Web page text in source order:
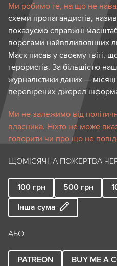
Ми робимо те, на що не
схеми пропагандистів,
показуємо справжні
ворогами найвпливовіших
Маск писав у своєму твіті,
терористів. За більшістю
журналістики даних — місяці
перевірених джерел
Ми не залежимо від
власника. Ніхто не може
говорити чи про що не
ЩОМІСЯЧНА ПОЖЕРТВА
100 грн 500 грн
Інша сума
АБО
PATREON BUY ME A